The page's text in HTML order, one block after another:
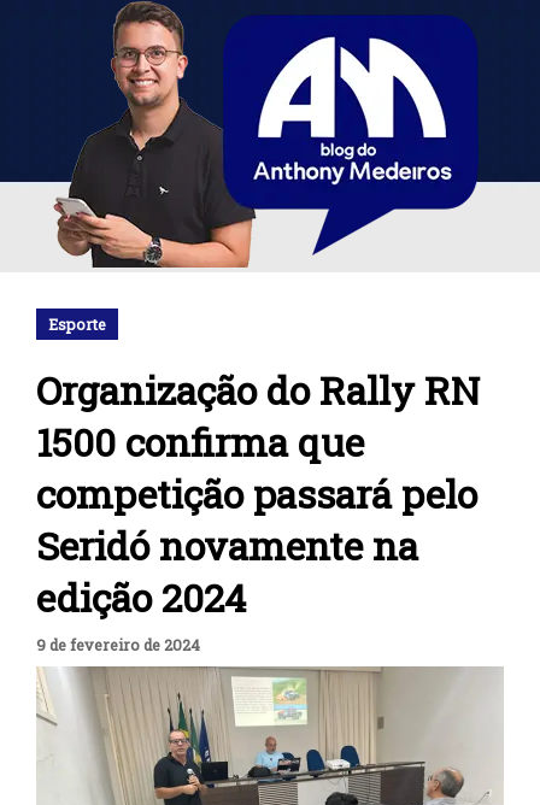
Esporte
Organização do Rally RN
1500 confirma que
competição passará pelo
Seridó novamente na
edição 2024
9 de fevereiro de 2024